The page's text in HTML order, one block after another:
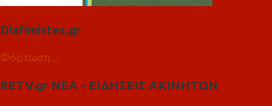
Diafimistes.gr
Φόρτωση...
RETV.gr ΝΕΑ - ΕΙΔΗΣΕΙΣ ΑΚΙΝΗΤΩΝ